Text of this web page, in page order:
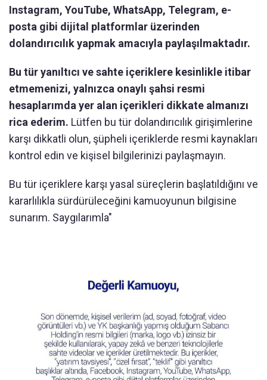
Instagram, YouTube, WhatsApp, Telegram, e-
posta gibi dijital platformlar üzerinden
dolandırıcılık yapmak amacıyla paylaşılmaktadır.
Bu tür yanıltıcı ve sahte içeriklere kesinlikle itibar
etmemenizi, yalnızca onaylı şahsi resmi
hesaplarımda yer alan içerikleri dikkate almanızı
rica ederim. Lütfen bu tür dolandırıcılık girişimlerine
karşı dikkatli olun, şüpheli içeriklerde resmi kaynakları
kontrol edin ve kişisel bilgilerinizi paylaşmayın.
Bu tür içeriklere karşı yasal süreçlerin başlatıldığını ve
kararlılıkla sürdürüleceğini kamuoyunun bilgisine
sunarım. Saygılarımla"